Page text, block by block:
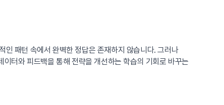
인 패턴 속에서 완벽한 정답은 존재하지 않습니다. 그러나
터와 피드백을 통해 전략을 개선하는 학습의 기회로 바꾸는